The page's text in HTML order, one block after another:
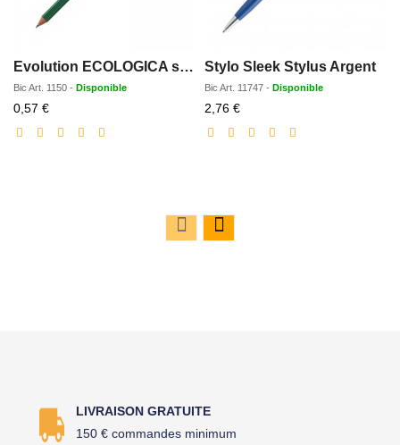
Evolution ECOLOGICA sans gomme
Bic Art. 1150 - Disponible
0,57 €Prix
réduit
Stylo Sleek Stylus Argent
Bic Art. 11747 - Disponible
2,76 €Prix
réduit
LIVRAISON GRATUITE
150 € commandes minimum